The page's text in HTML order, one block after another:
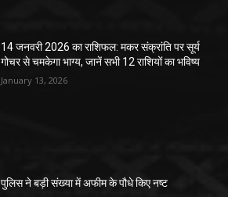
14 जनवरी 2026 का राशिफल: मकर संक्रांति पर सूर्य
गोचर से चमकेगा भाग्य, जानें सभी 12 राशियों का भविष्य
January 13, 2026
पुलिस ने बड़ी संख्या में अफीम के पौधे किए नष्ट